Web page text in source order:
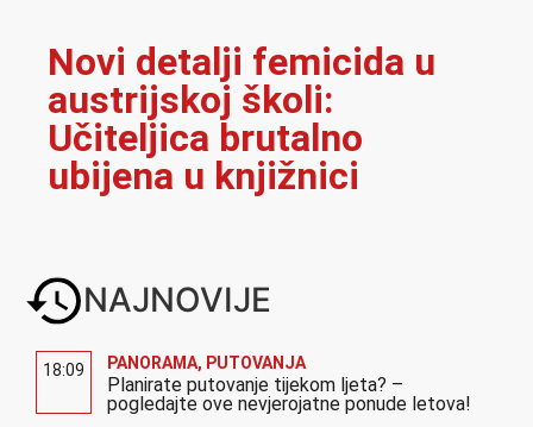
Novi detalji femicida u
austrijskoj školi:
Učiteljica brutalno
ubijena u knjižnici
NAJNOVIJE
18:09 PANORAMA, PUTOVANJA
Planirate putovanje tijekom ljeta? –
pogledajte ove nevjerojatne ponude letova!